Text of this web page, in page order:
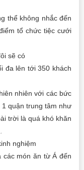
thể không nhắc đến
tổ chức tiệc cưới
sẽ có
đa lên tới 350 khách
nhiên với các bức
quận trung tâm như
trời là quá khó khăn
nghiệm
các món ăn từ Á đến